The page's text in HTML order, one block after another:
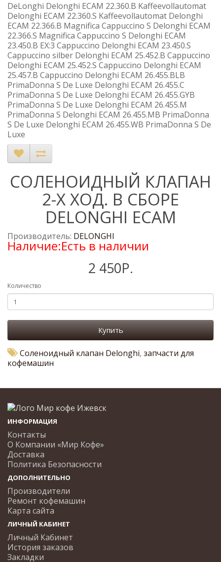
DeLonghi Delonghi ECAM 22.360.B Kaffeevollautomat
Delonghi ECAM 22.360.S Kaffeevollautomat Delonghi
ECAM 22.366.B Magnifica Cappuccino S Delonghi ECAM
22.366.S Magnifica Cappuccino S Delonghi ECAM
23.450.B EX:3 Cappuccino Delonghi ECAM 23.450.S
Cappuccino silber Delonghi ECAM 25.452.B Cappuccino
Delonghi ECAM 25.452.S Cappuccino Delonghi ECAM
25.457.B Cappuccino Delonghi ECAM 26.455.BLB
PrimaDonna S De Luxe Delonghi ECAM 26.455.C
PrimaDonna S De Luxe Delonghi ECAM 26.455.GYB
PrimaDonna S De Luxe Delonghi ECAM 26.455.M
PrimaDonna S Delonghi ECAM 26.455.MB PrimaDonna
S De Luxe Delonghi ECAM 26.455.WB PrimaDonna S De
Luxe
СОЛЕНОИДНЫЙ КЛАПАН
2-Х ХОД. В СБОРЕ
DELONGHI ECAM
Производитель: DELONGHI
Наличие:Есть в наличии
2 450Р.
Количество
Купить
Соленоидный клапан Delonghi, запчасти для
кофемашин
ИНФОРМАЦИЯ
Контакты
О Компании «Мир Кофе»
Доставка
Политика Безопасности
ДОПОЛНИТЕЛЬНО
Производители
Ремонт кофемашин
Карта сайта
ЛИЧНЫЙ КАБИНЕТ
Личный Кабинет
История заказов
Закладки